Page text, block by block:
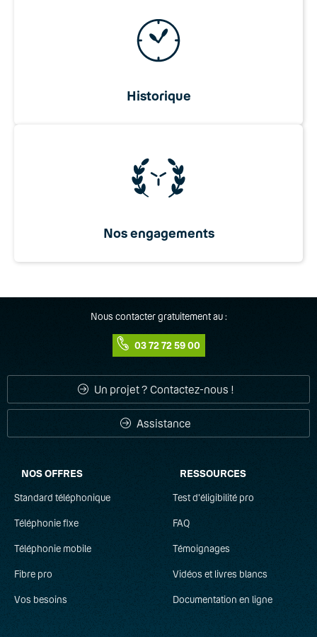
Historique
Nos engagements
Nous contacter gratuitement au :
03 72 72 59 00
Un projet ? Contactez-nous !
Assistance
NOS OFFRES
Standard téléphonique
Téléphonie fixe
Téléphonie mobile
Fibre pro
Vos besoins
RESSOURCES
Test d'éligibilité pro
FAQ
Témoignages
Vidéos et livres blancs
Documentation en ligne